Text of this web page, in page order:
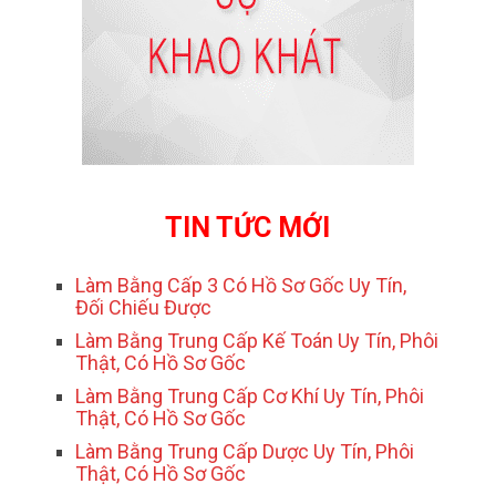
TIN TỨC MỚI
Làm Bằng Cấp 3 Có Hồ Sơ Gốc Uy Tín,
Đối Chiếu Được
Làm Bằng Trung Cấp Kế Toán Uy Tín, Phôi
Thật, Có Hồ Sơ Gốc
Làm Bằng Trung Cấp Cơ Khí Uy Tín, Phôi
Thật, Có Hồ Sơ Gốc
Làm Bằng Trung Cấp Dược Uy Tín, Phôi
Thật, Có Hồ Sơ Gốc